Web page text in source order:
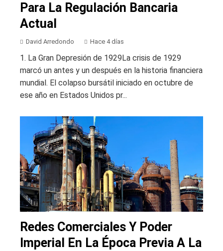
Para La Regulación Bancaria
Actual
David Arredondo Hace 4 días
1. La Gran Depresión de 1929La crisis de 1929
marcó un antes y un después en la historia financiera
mundial. El colapso bursátil iniciado en octubre de
ese año en Estados Unidos pr...
Redes Comerciales Y Poder
Imperial En La Época Previa A La